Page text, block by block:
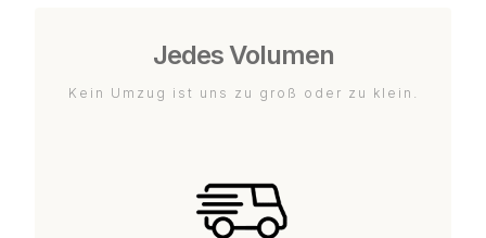
Jedes Volumen
Kein Umzug ist uns zu groß oder zu klein.